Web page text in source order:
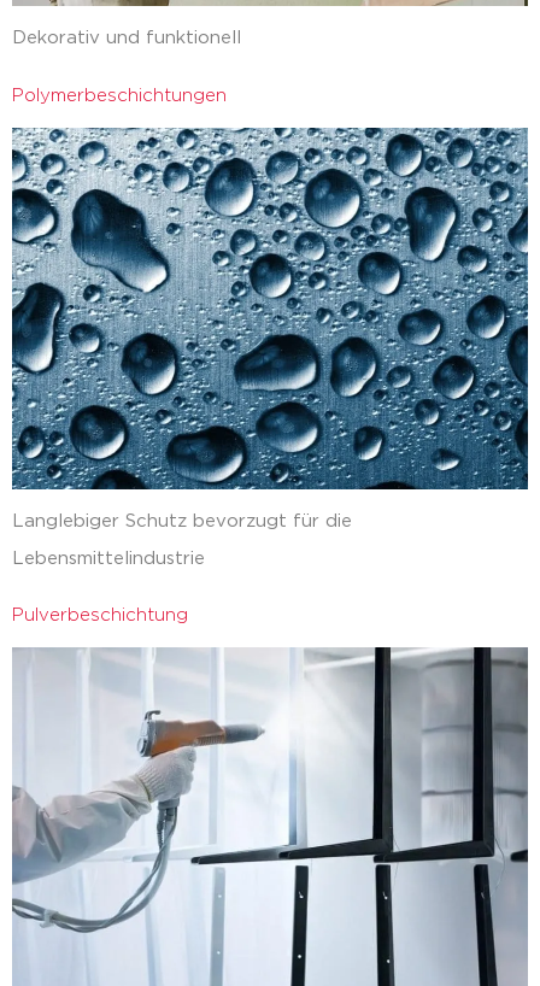
Dekorativ und funktionell
Polymerbeschichtungen
Langlebiger Schutz bevorzugt für die
Lebensmittelindustrie
Pulverbeschichtung